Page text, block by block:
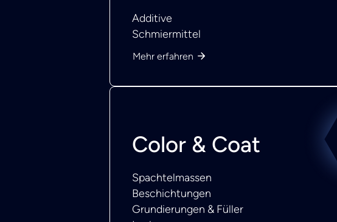
Additive
Schmiermittel
Mehr erfahren
Color & Coat
Spachtelmassen
Beschichtungen
Grundierungen & Füller